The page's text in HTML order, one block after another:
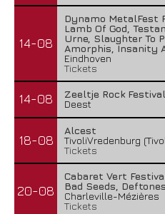
14-08
Dynamo MetalFest
Lamb Of God,
Urne, Slaughter To
Amorphis, Insanity
Eindhoven
Tickets
14-08
Zeeltje Rock
Deest
18-08
Alcest
TivoliVredenburg
Tickets
20-08
Cabaret Vert
Bad Seeds,
Charleville-Mézières
Tickets